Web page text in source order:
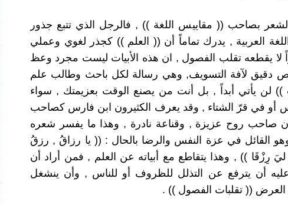
بصاحب (( مقاييس اللغة )) , فالرجل الذي تتبع جذور
العربية , يدرك تماماً أن (( العلم )) كجذر لغوي وعملي
لا يقطعه تقلب الفصول , ان هذه الأبيات ليست مجرد وعظ
لآفة التسويف, وهي رسالة لكل باحث وطالب علم
)) لن يأتي أبداً , بل أنت من يصنع الوقت بعزيمتك , سواء
في قرّ الشتاء , وقد يعرف الكثيرون ابن فارس كصاحب
صاحب روح عزيزة , وقناعة نادرة , وهذا ما يفسر شعره
القائل في عزة النفس والرضا بالحال : (( يا رزاقُ , رزقُ
ليَ رِزْقَا )) , وهذا يتقاطع مع أبياته عن العلم , فمن أراد أن
أن يترفع عن التذلل للظروف أو للناس , وأن ينشغل
العرض (( تقلبات الفصول )) .